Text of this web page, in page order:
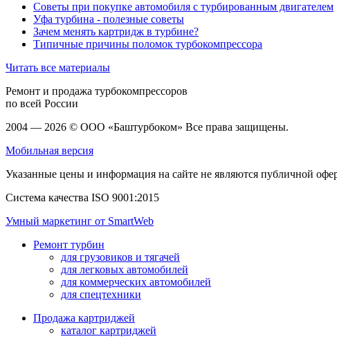
Советы при покупке автомобиля с турбированным двигателем
Уфа турбина - полезные советы
Зачем менять картридж в турбине?
Типичные причины поломок турбокомпрессора
Читать все материалы
Ремонт и продажа турбокомпрессоров
по всей России
2004 — 2026 © ООО «Баштурбоком» Все права защищены.
Мобильная версия
Указанные цены и информация на сайте не являются публичной
Система качества ISO 9001:2015
Умный маркетинг от SmartWeb
Ремонт турбин
для грузовиков и тягачей
для легковых автомобилей
для коммерческих автомобилей
для спецтехники
Продажа картриджей
каталог картриджей